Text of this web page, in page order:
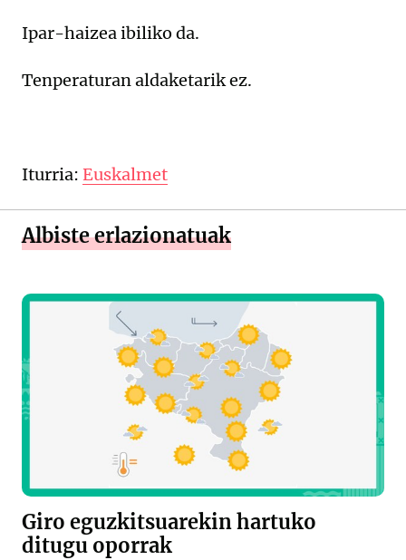
Ipar-haizea ibiliko da.
Tenperaturan aldaketarik ez.
Iturria: Euskalmet
Albiste erlazionatuak
Giro eguzkitsuarekin hartuko
ditugu oporrak